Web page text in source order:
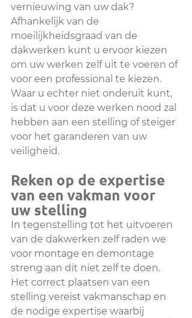
vernieuwing van uw dak?
Afhankelijk van de
moeilijkheidsgraad van de
dakwerken kunt u ervoor kiezen
om uw werken zelf uit te voeren of
voor een professional te kiezen.
Waar u echter niet onderuit kunt,
is dat u voor deze werken nood zal
hebben aan een stelling of steiger
voor het garanderen van uw
veiligheid.
Reken op de expertise
van een vakman voor
uw stelling
In tegenstelling tot het uitvoeren
van de dakwerken zelf raden we
voor montage en demontage
streng aan dit niet zelf te doen.
Het correct plaatsen van een
stelling vereist vakmanschap en
de nodige expertise waarbij